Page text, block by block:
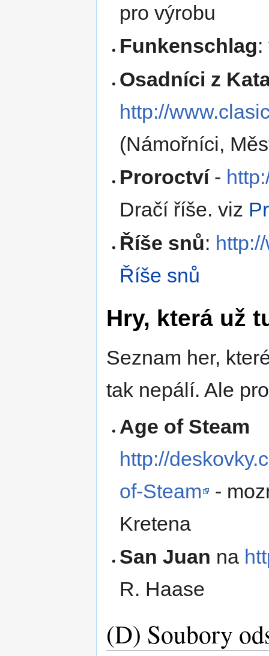
pro výrobu
Funkenschlag
Osadníci z
http://
(Námořníci,
Proroctví-
Dračí říše. viz
Říše snů:
Říše snů
Hry, která už
Seznam her,
tak nepálí. Ale
Age of Steam
http://
of-Steam
-
Kretena
San Juan na
R. Haase
(D) Soubory